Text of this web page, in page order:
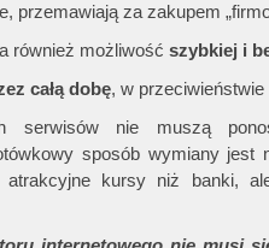
przemawiają za zakupem
również możliwość szybkiej i
całą dobę, w
serwisów nie muszą
sposób wymiany jest
atrakcyjne kursy niż banki,